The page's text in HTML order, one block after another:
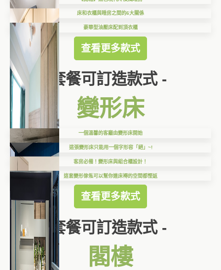
床和衣櫃與睡房之間的6大關係
豪華型油壓床配到頂衣櫃
查看更多款式
套餐可訂造款式 -
變形床
一個溫馨的客廳由變形床開始
這張變形床只能用一個字形容「絕」~!
客房必備！變形床與組合櫃設計！
這套變形傢俬可以幫你連床褥的空間都慳返
查看更多款式
套餐可訂造款式 -
閣樓